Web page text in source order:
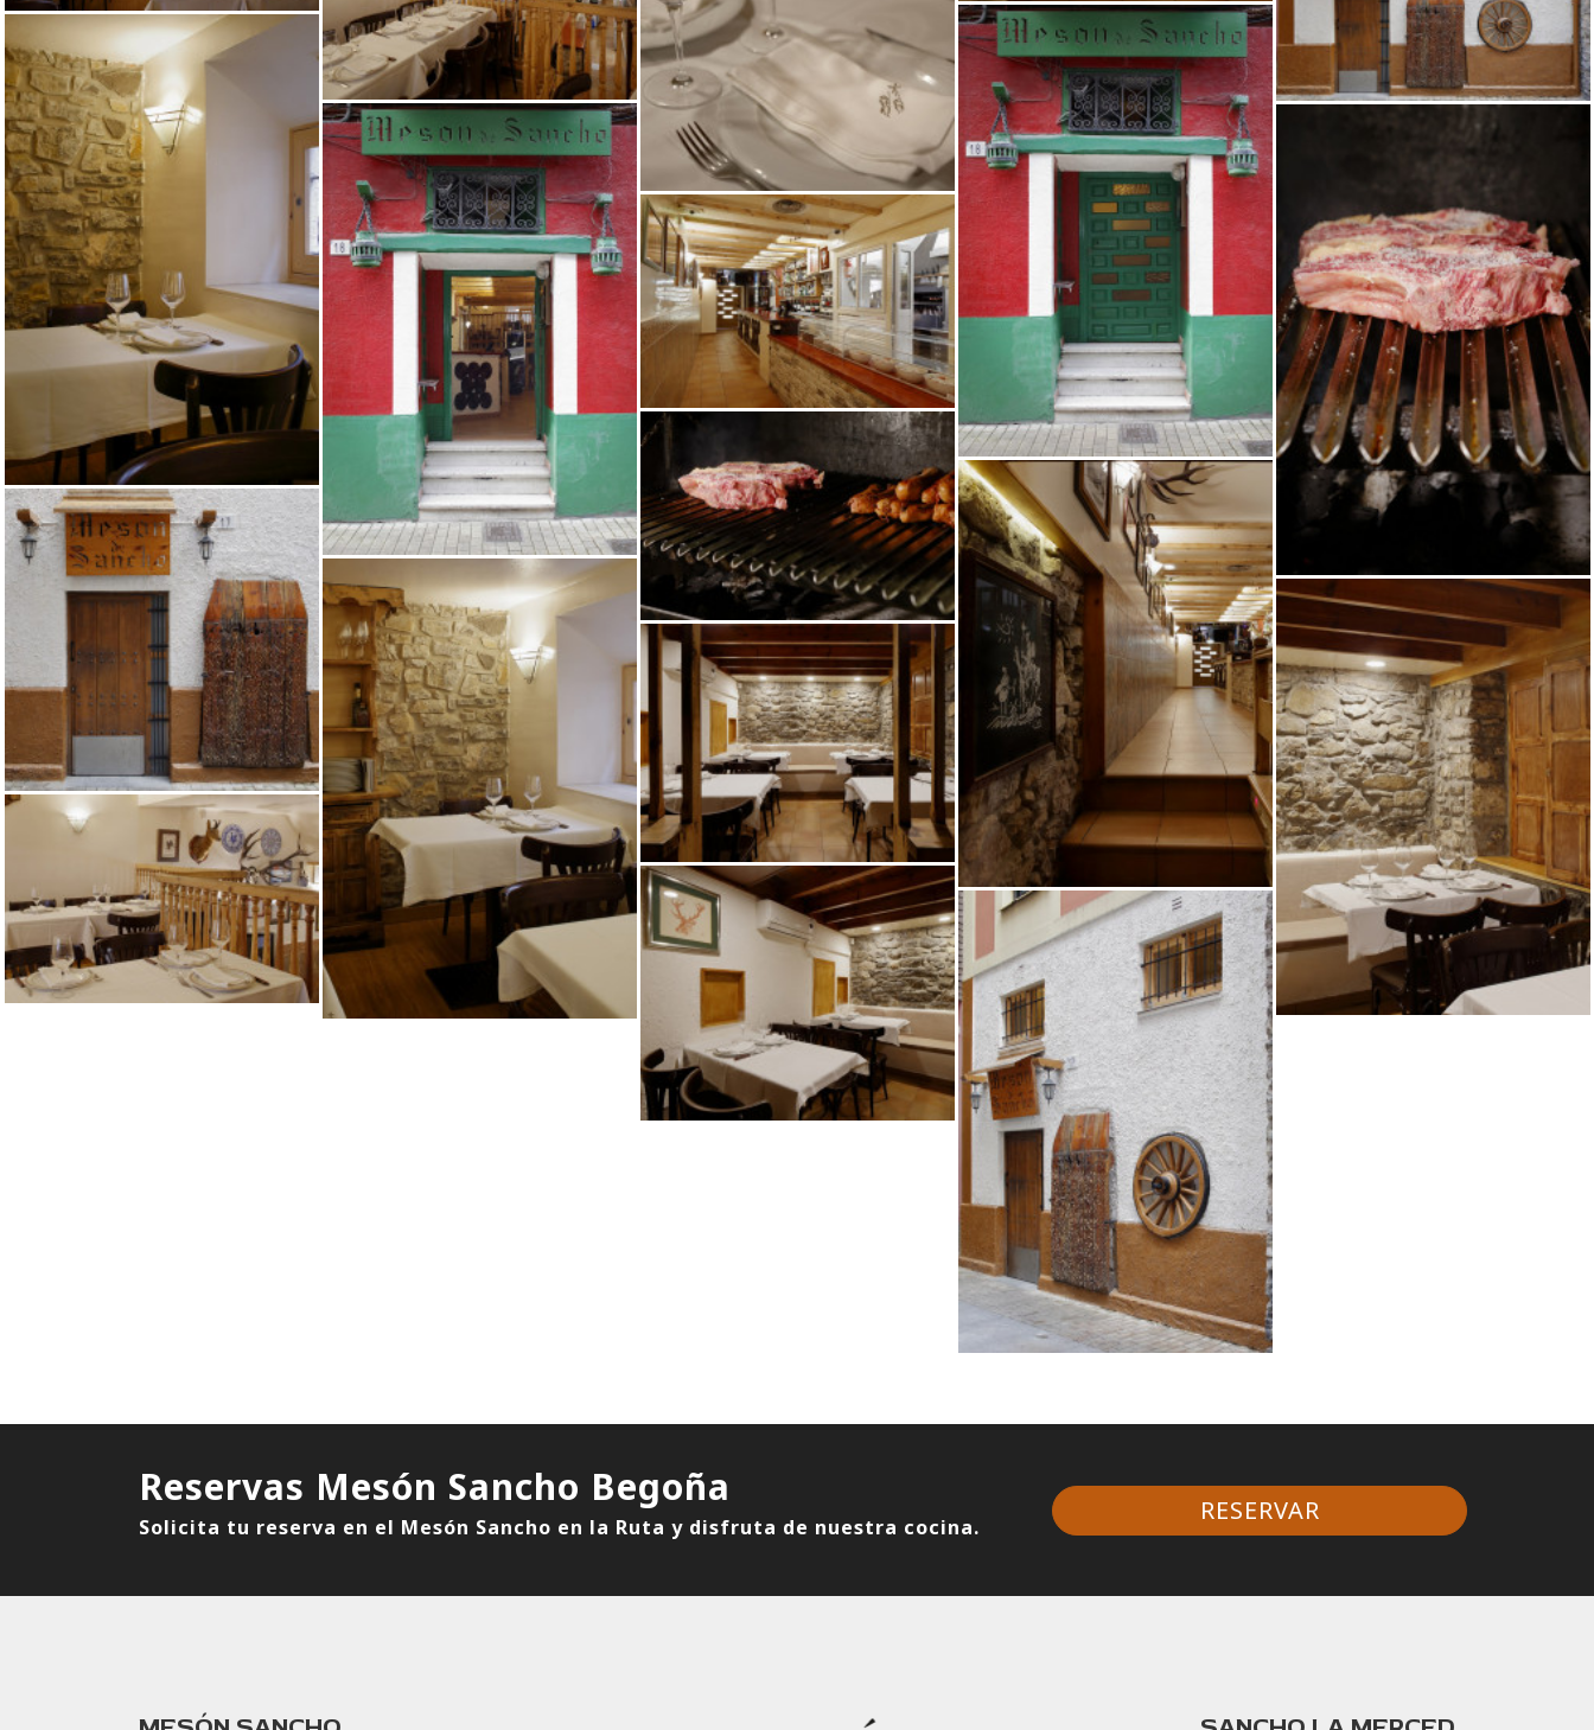
Reservas Mesón Sancho Begoña
Solicita tu reserva en el Mesón Sancho en la Ruta y disfruta de nuestra cocina.
RESERVAR